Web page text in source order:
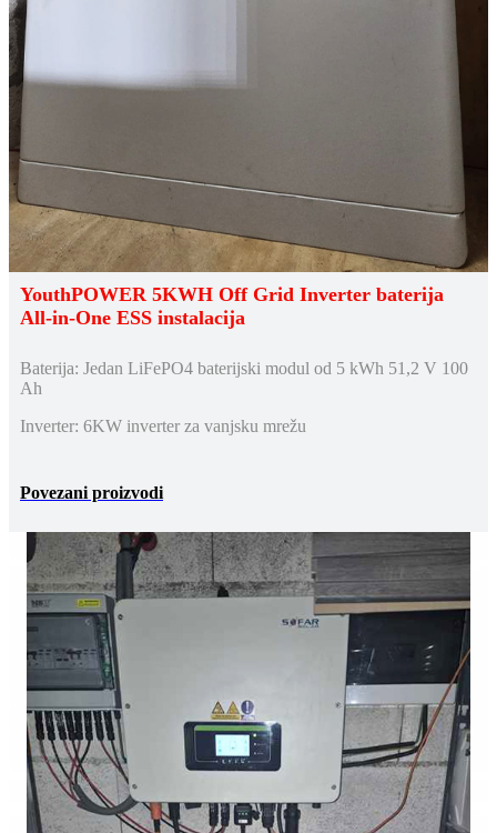
YouthPOWER 5KWH Off Grid Inverter baterija
All-in-One ESS instalacija
Baterija: Jedan LiFePO4 baterijski modul od 5 kWh 51,2 V 100
Ah
Inverter: 6KW inverter za vanjsku mrežu
Povezani proizvodi